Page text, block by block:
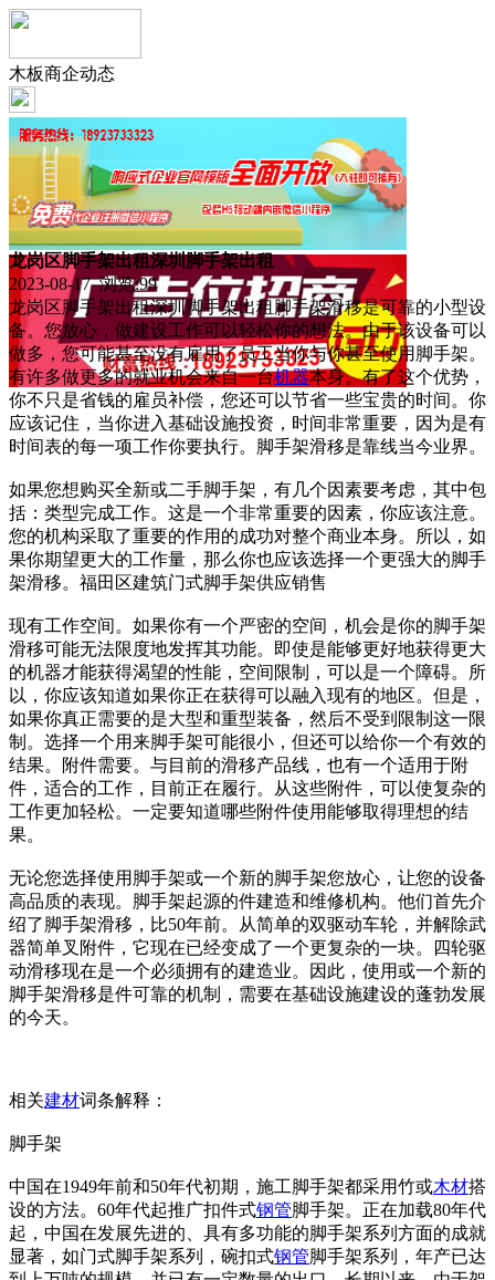
木板商企动态
龙岗区脚手架出租深圳脚手架出租
2023-08-17 浏览:99
龙岗区脚手架出租深圳脚手架出租脚手架滑移是可靠的小型设
备。您放心，做建设工作可以轻松你的想法。由于该设备可以
做多，您可能甚至没有雇用了员工当你与你甚至使用脚手架。
有许多做更多的就业机会来自一台机器本身。有了这个优势，
你不只是省钱的雇员补偿，您还可以节省一些宝贵的时间。你
应该记住，当你进入基础设施投资，时间非常重要，因为是有
时间表的每一项工作你要执行。脚手架滑移是靠线当今业界。
如果您想购买全新或二手脚手架，有几个因素要考虑，其中包
括：类型完成工作。这是一个非常重要的因素，你应该注意。
您的机构采取了重要的作用的成功对整个商业本身。所以，如
果你期望更大的工作量，那么你也应该选择一个更强大的脚手
架滑移。福田区建筑门式脚手架供应销售
现有工作空间。如果你有一个严密的空间，机会是你的脚手架
滑移可能无法限度地发挥其功能。即使是能够更好地获得更大
的机器才能获得渴望的性能，空间限制，可以是一个障碍。所
以，你应该知道如果你正在获得可以融入现有的地区。但是，
如果你真正需要的是大型和重型装备，然后不受到限制这一限
制。选择一个用来脚手架可能很小，但还可以给你一个有效的
结果。附件需要。与目前的滑移产品线，也有一个适用于附
件，适合的工作，目前正在履行。从这些附件，可以使复杂的
工作更加轻松。一定要知道哪些附件使用能够取得理想的结
果。
无论您选择使用脚手架或一个新的脚手架您放心，让您的设备
高品质的表现。脚手架起源的件建造和维修机构。他们首先介
绍了脚手架滑移，比50年前。从简单的双驱动车轮，并解除武
器简单叉附件，它现在已经变成了一个更复杂的一块。四轮驱
动滑移现在是一个必须拥有的建造业。因此，使用或一个新的
脚手架滑移是件可靠的机制，需要在基础设施建设的蓬勃发展
的今天。
相关建材词条解释：
脚手架
中国在1949年前和50年代初期，施工脚手架都采用竹或木材搭
设的方法。60年代起推广扣件式钢管脚手架。正在加载80年代
起，中国在发展先进的、具有多功能的脚手架系列方面的成就
显著，如门式脚手架系列，碗扣式钢管脚手架系列，年产已达